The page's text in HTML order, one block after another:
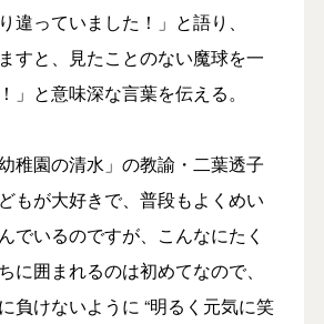
違っていました！」と語り、
すと、見たことのない魔球を一
」と意味深な言葉を伝える。
稚園の清水」の教諭・二葉透子
もが大好きで、普段もよくめい
でいるのですが、こんなにたく
に囲まれるのは初めてなので、
負けないように “明るく元気に笑